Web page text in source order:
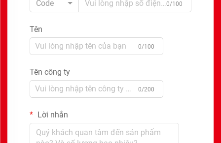
Code
0/100
Tên
0/100
Tên công ty
0/200
Lời nhắn